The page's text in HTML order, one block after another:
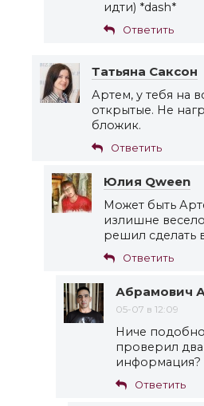
идти) *dash*
Ответить
Татьяна Саксон
Артем, у тебя на
открытые. Не
бложик.
Ответить
Юлия Qween
Может быть
излишне
решил сделать
Ответить
Абрамович
05-07 в 12:09
Ниче
проверил два
информация?
Ответить